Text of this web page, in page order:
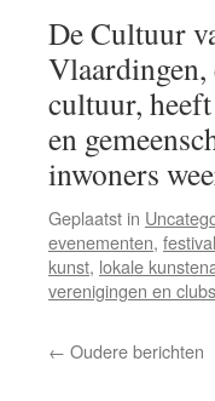
De Cultuur
Vlaardingen,
cultuur,
en
inwoners
Geplaatst in
evenementen,
kunst, lokale
verenigingen en clubs
← Oudere berichten